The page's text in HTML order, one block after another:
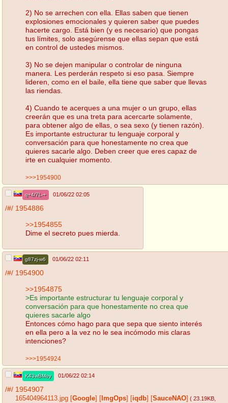
2) No se arrechen con ella. Ellas saben que tienen
explosiones emocionales y quieren saber que puedes
hacerte cargo. Está bien (y es necesario) que pongas
tus límites, solo asegúrense que ellas sepan que está
en control de ustedes mismos.
3) No se dejen manipular o controlar de ninguna
manera. Les perderán respeto si eso pasa. Siempre
lideren, como en el baile, ella tiene que saber que llevas
las riendas.
4) Cuando te acerques a una mujer o un grupo, ellas
creerán que es una treta para acercarte solamente,
para obtener algo de ellas, o sea sexo (y tienen razón).
Es importante estructurar tu lenguaje corporal y
conversación para que honestamente no crea que
quieres sacarle algo. Deben creer que eres capaz de
irte en cualquier momento.
>>>1954900
q+4/7L-+ 01/06/22 02:05
/#/ 1954886
>>1954855
Dime el secreto pues mierda.
g87zj-w6 01/06/22 02:11
/#/ 1954900
>>1954875
>Es importante estructurar tu lenguaje corporal y
conversación para que honestamente no crea que
quieres sacarle algo
Entonces cómo hago para que sepa que siento interés
en ella pero a la vez no le sea incómodo mis claras
intenciones?
>>>1954924
K43wBMoy 01/06/22 02:14
/#/ 1954907
165404964113.jpg Google ImgOps iqdb SauceNAO ( 23.19KB